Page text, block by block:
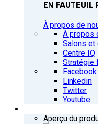
EN FAUTEUIL
À propos de
À propos
Salons et
Centre IQ
Stratégie
Facebook
Linkedin
Twitter
Youtube
Aperçu du